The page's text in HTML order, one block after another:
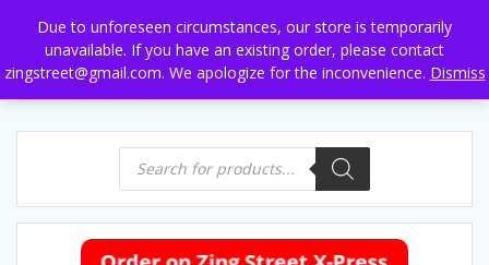
Due to unforeseen circumstances, our store is temporarily
unavailable. If you have an existing order, please contact
zingstreet@gmail.com. We apologize for the inconvenience. Dismiss
to
content
Products
search